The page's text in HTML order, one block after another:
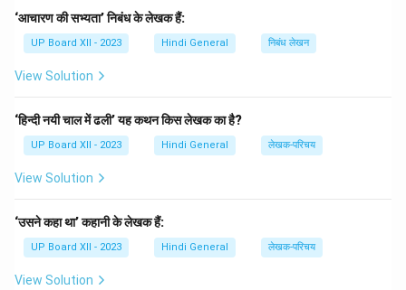
4. समाज सेवा और परोपकार
5. नेतृत्व क्षमता और दृढ़ निश्चय
‘आचारण की सभ्यता’ निबंध के लेखक हैं:
UP Board XII - 2023 Hindi General निबंध लेखन
View Solution
‘हिन्दी नयी चाल में ढली’ यह कथन किस लेखक का है?
UP Board XII - 2023 Hindi General लेखक-परिचय
View Solution
‘उसने कहा था’ कहानी के लेखक हैं:
UP Board XII - 2023 Hindi General लेखक-परिचय
View Solution